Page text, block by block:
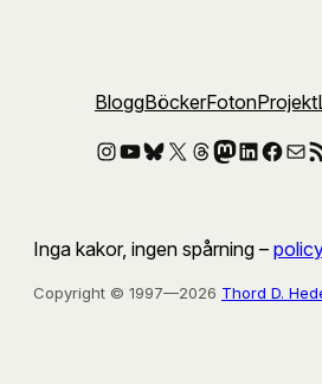
BloggBöckerFotonProjekt
Instagram
YouTube
Bluesky
X Threads
Mastodon
E-
Inga kakor, ingen spårning – policy
Copyright © 1997—2026 Thord D.